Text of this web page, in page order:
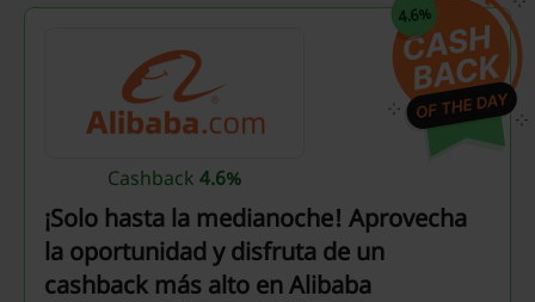
Cashback 4.6%
¡Solo hasta la medianoche! Aprovecha
la oportunidad y disfruta de un
cashback más alto en Alibaba
4.6%